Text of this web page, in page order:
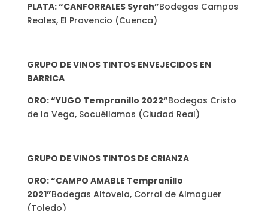
PLATA: “CANFORRALES Syrah”Bodegas Campos
Reales, El Provencio (Cuenca)
GRUPO DE VINOS TINTOS ENVEJECIDOS EN
BARRICA
ORO: “YUGO Tempranillo 2022”Bodegas Cristo
de la Vega, Socuéllamos (Ciudad Real)
GRUPO DE VINOS TINTOS DE CRIANZA
ORO: “CAMPO AMABLE Tempranillo
2021”Bodegas Altovela, Corral de Almaguer
(Toledo)